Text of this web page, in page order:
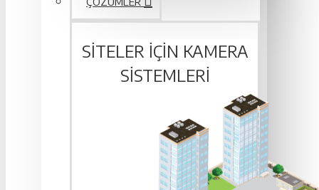
SITELER IÇIN KAMERA
SISTEMLERI